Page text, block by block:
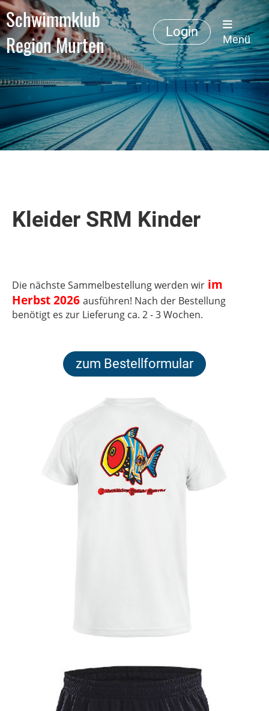
Schwimmklub
Region Murten
Login
Menü
Kleider SRM Kinder
Die nächste Sammelbestellung werden wir im
Herbst 2026 ausführen! Nach der Bestellung
benötigt es zur Lieferung ca. 2 - 3 Wochen.
zum Bestellformular